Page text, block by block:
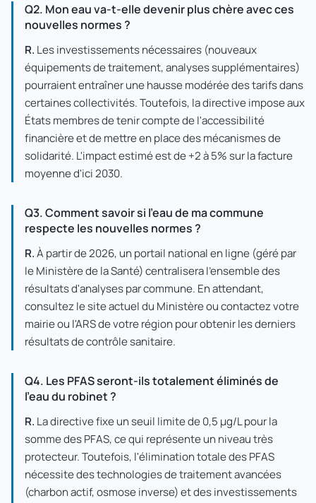
Q2. Mon eau va-t-elle devenir plus chère avec ces
nouvelles normes ?
R. Les investissements nécessaires (nouveaux
équipements de traitement, analyses supplémentaires)
pourraient entraîner une hausse modérée des tarifs dans
certaines collectivités. Toutefois, la directive impose aux
États membres de tenir compte de l'accessibilité
financière et de mettre en place des mécanismes de
solidarité. L'impact estimé est de +2 à 5% sur la facture
moyenne d'ici 2030.
Q3. Comment savoir si l'eau de ma commune
respecte les nouvelles normes ?
R.À partir de 2026, un portail national en ligne (géré par
le Ministère de la Santé) centralisera l'ensemble des
résultats d'analyses par commune. En attendant,
consultez le site actuel du Ministère ou contactez votre
mairie ou l'ARS de votre région pour obtenir les derniers
résultats de contrôle sanitaire.
Q4. Les PFAS seront-ils totalement éliminés de
l'eau du robinet ?
R. La directive fixe un seuil limite de 0,5 µg/L pour la
somme des PFAS, ce qui représente un niveau très
protecteur. Toutefois, l'élimination totale des PFAS
nécessite des technologies de traitement avancées
(charbon actif, osmose inverse) et des investissements